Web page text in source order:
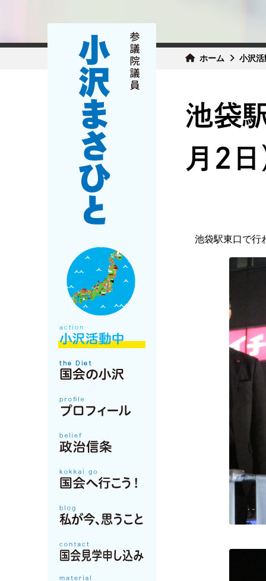
ホーム 小沢
池袋
月2
池袋駅東口で行